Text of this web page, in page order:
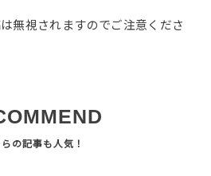
無視されますのでご注意くださ